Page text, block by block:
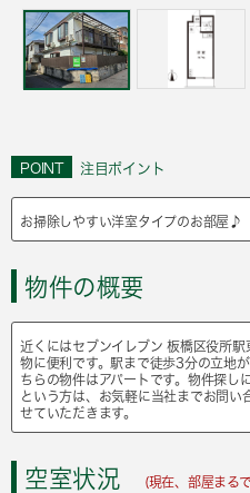
POINT 注目ポイント
お掃除しやすい洋室タイプのお部屋♪
物件の概要
近くにはセブンイレブン 板橋区役所
物に便利です。駅まで徒歩3分の立地
ちらの物件はアパートです。物件探し
という方は、お気軽に当社までお問い
せていただきます。
空室状況 (現在、部屋まる